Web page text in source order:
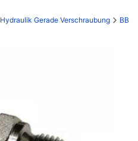
Hydraulik Gerade Verschraubung BB